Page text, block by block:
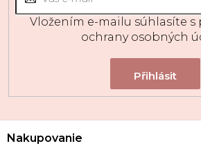
Vložením e-mailu súhlasíte s
ochrany osobných
Z
Nakupovanie